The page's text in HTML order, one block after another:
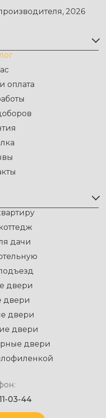
2026
оплата
дачи
двери
двери
двери
двери
двери
03-44